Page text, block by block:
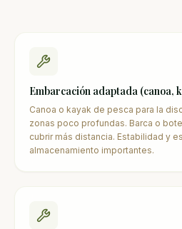
Embarcación adaptada (canoa,
Canoa o kayak de pesca para la
zonas poco profundas. Barca o
cubrir más distancia. Estabilidad y
almacenamiento importantes.